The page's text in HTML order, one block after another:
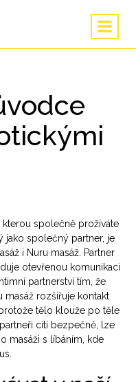
kterou společně prožíváte
jako společný partner, je
i Nuru masáž . Partner
otevřenou komunikaci
partnerství tím, že
masáž rozšiřuje kontakt
tělo klouže po těle
cítí bezpečně, lze
masáži s líbáním , kde